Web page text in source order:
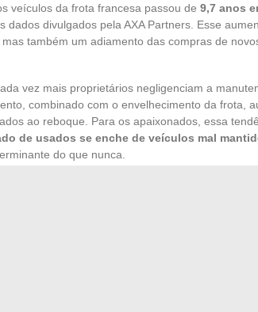
veículos da frota francesa passou de 9,7 anos
dados divulgados pela AXA Partners. Esse
também um adiamento das compras de
vez mais proprietários negligenciam a
combinado com o envelhecimento da frota,
ao reboque. Para os apaixonados, essa
de usados se enche de veículos mal
do que nunca.